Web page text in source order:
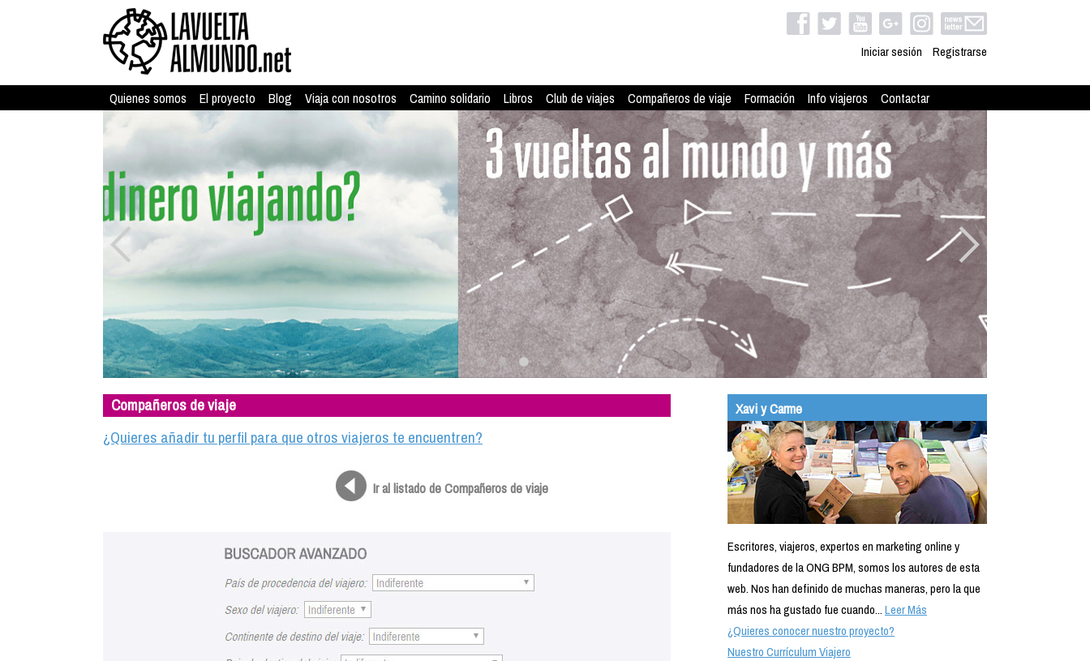
Iniciar sesión Registrarse
Quienes somos El proyecto Blog Viaja con nosotros Camino solidario Libros Club de viajes Compañeros de viaje Formación Info viajeros Contactar
Compañeros de viaje
¿Quieres añadir tu perfil para que otros viajeros te encuentren?
Ir al listado de Compañeros de viaje
Xavi y Carme
Escritores, viajeros, expertos en marketing online y
fundadores de la ONG BPM, somos los autores de esta
web. Nos han definido de muchas maneras, pero la que
más nos ha gustado fue cuando...Leer Más
¿Quieres conocer nuestro proyecto?
Nuestro Currículum Viajero